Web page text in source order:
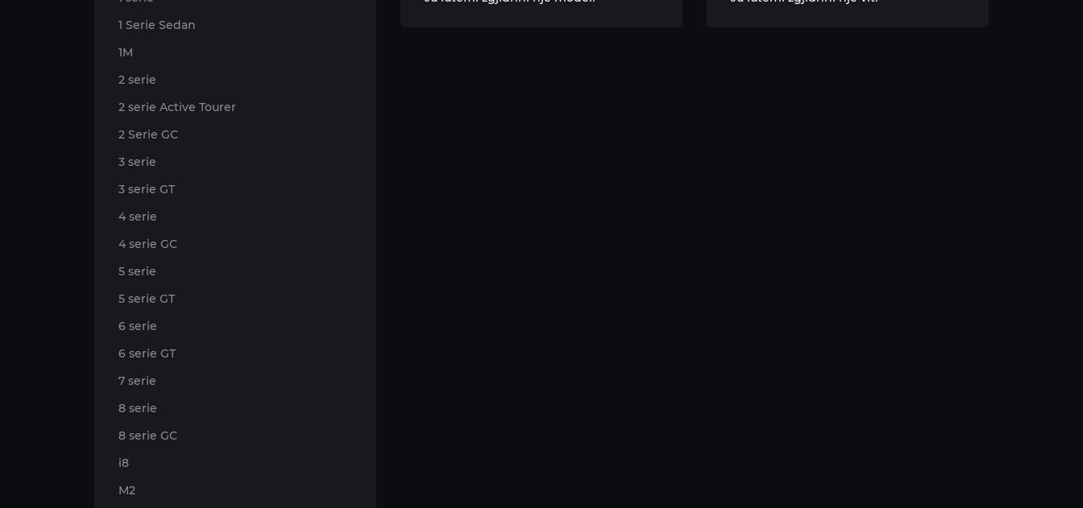
1 Serie Sedan
1M
2 serie
2 serie Active Tourer
2 Serie GC
3 serie
3 serie GT
4 serie
4 serie GC
5 serie
5 serie GT
6 serie
6 serie GT
7 serie
8 serie
8 serie GC
i8
M2